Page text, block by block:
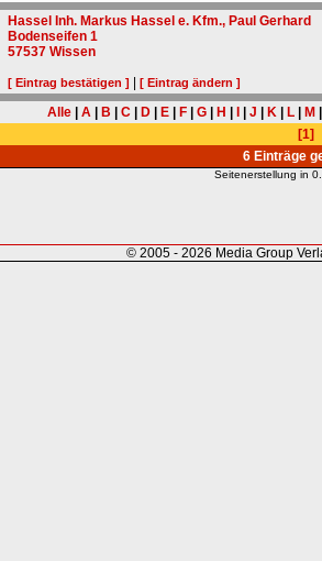
Hassel Inh. Markus Hassel e. Kfm., Paul Gerhard
Bodenseifen 1
57537 Wissen
[ Eintrag bestätigen ] |[ Eintrag ändern ]
Alle A B C D E F G H J K L M
[1]
6 Einträge
Seitenerstellung in
© 2005 - 2026 Media Group